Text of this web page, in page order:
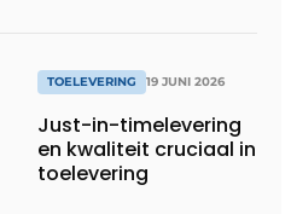
TOELEVERING 19 JUNI 2026
Just-in-timelevering
en kwaliteit cruciaal in
toelevering